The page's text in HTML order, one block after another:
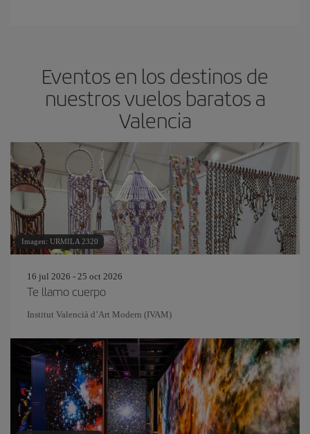
Eventos en los destinos de
nuestros vuelos baratos a
Valencia
Imagen: URMILA 2320
16 jul 2026 - 25 oct 2026
Te llamo cuerpo
Institut Valencià d’Art Modern (IVAM)